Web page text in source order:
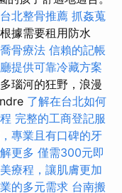
台北整骨推薦 抓姦蒐
據需要租用防水
喬骨療法 信賴的記帳
提供可靠冷藏方案
瑙河的狂野，浪漫
了解在台北如何
完整的工商登記服
專業且有口碑的牙
更多 僅需300元即
療程，讓肌膚更加
的多元需求 台南搬